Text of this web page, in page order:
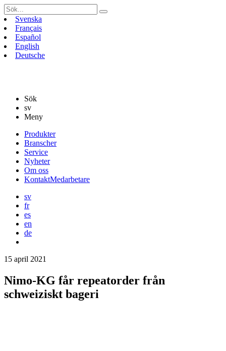
Sök
efter:Svenska
Français
Español
English
Deutsche
Sök
sv
Meny
vidare
innehåll
Produkter
Branscher
Service
Nyheter
Om oss
KontaktMedarbetare
sv
fr
es
en
de
15 april 2021
Nimo-KG får repeatorder från
schweiziskt bageri